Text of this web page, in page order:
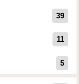
39
11
5